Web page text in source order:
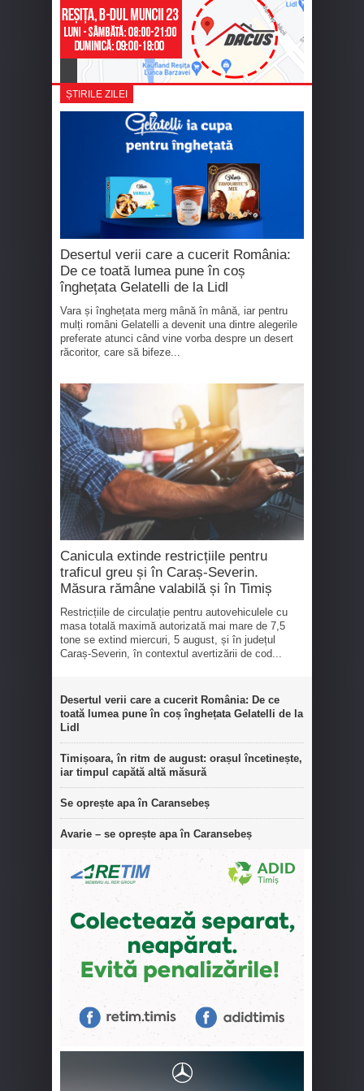
ȘTIRILE ZILEI
Desertul verii care a cucerit România:
De ce toată lumea pune în coș
înghețata Gelatelli de la Lidl
Vara și înghețata merg mână în mână, iar pentru
mulți români Gelatelli a devenit una dintre alegerile
preferate atunci când vine vorba despre un desert
răcoritor, care să bifeze...
Canicula extinde restricțiile pentru
traficul greu și în Caraș-Severin.
Măsura rămâne valabilă și în Timiș
Restricțiile de circulație pentru autovehiculele cu
masa totală maximă autorizată mai mare de 7,5
tone se extind miercuri, 5 august, și în județul
Caraș-Severin, în contextul avertizării de cod...
Desertul verii care a cucerit România: De ce
toată lumea pune în coș înghețata Gelatelli de la
Lidl
Timișoara, în ritm de august: orașul încetinește,
iar timpul capătă altă măsură
Se oprește apa în Caransebeș
Avarie – se oprește apa în Caransebeș